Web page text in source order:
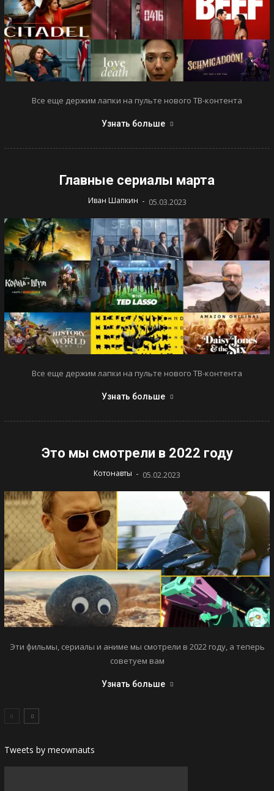
Все еще держим лапки на пульте нового ТВ-контента
Узнать больше
Главные сериалы марта
Иван Шапкин - 05.03.2023
Все еще держим лапки на пульте нового ТВ-контента
Узнать больше
Это мы смотрели в 2022 году
Котонавты - 05.02.2023
Эти фильмы, сериалы и аниме мы смотрели в 2022 году, а теперь
советуем вам
Узнать больше
Tweets by meownauts